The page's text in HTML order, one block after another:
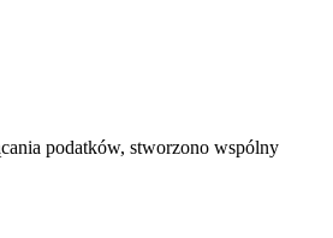
podatków, stworzono wspólny